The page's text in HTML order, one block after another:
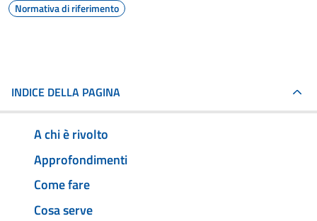
Normativa di riferimento
INDICE DELLA PAGINA
A chi è rivolto
Approfondimenti
Come fare
Cosa serve